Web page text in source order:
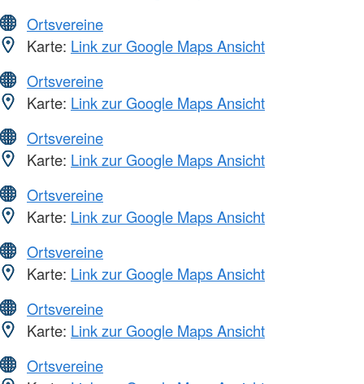
Ortsvereine
Karte: Link zur Google Maps Ansicht
Ortsvereine
Karte: Link zur Google Maps Ansicht
Ortsvereine
Karte: Link zur Google Maps Ansicht
Ortsvereine
Karte: Link zur Google Maps Ansicht
Ortsvereine
Karte: Link zur Google Maps Ansicht
Ortsvereine
Karte: Link zur Google Maps Ansicht
Ortsvereine